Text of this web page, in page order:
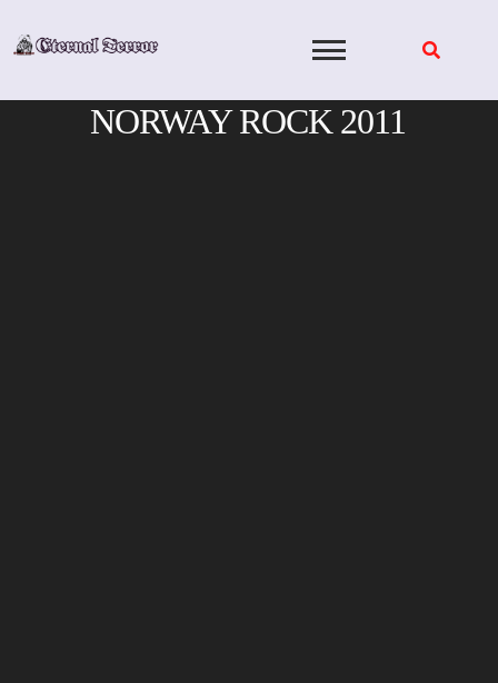
NORWAY ROCK 2011